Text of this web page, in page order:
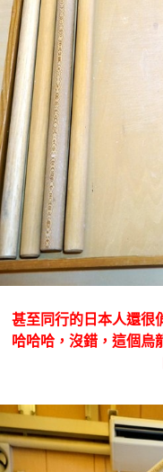
甚至同行的日本人還很
哈哈哈，沒錯，這個烏